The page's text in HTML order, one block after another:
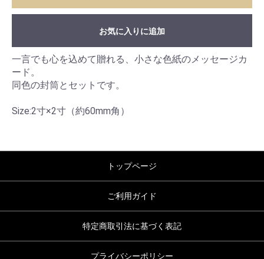
お気に入りに追加
一言でも心を込めて贈れる、小さな色紙のメッセージカ
ード。
同色の封筒とセットです。
Size:2寸×2寸（約60mm角）
トップページ
ご利用ガイド
特定商取引法に基づく表記
プライバシーポリシー